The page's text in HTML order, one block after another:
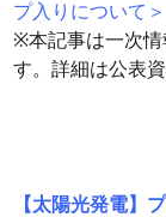
プ入りについて＞
※本記事は一次
す。詳細は公表
【太陽光発電】